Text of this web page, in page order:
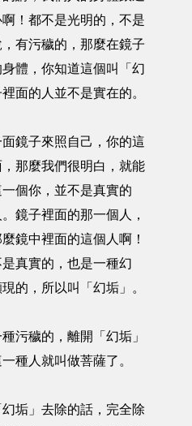
！都不是光明的，不是
有污穢的，那麼在鏡子
體，你知道這個叫「幻
面的人並不是實在的。
子來照自己，你的這
那麼我們很明白，就能
個你，並不是真實的
鏡子裡面的那一個人，
鏡中裡面的這個人啊！
真實的，也是一種幻
的，所以叫「幻垢」。
穢的，離開「幻垢」
種人就叫做菩薩了。
」去除的話，完全除